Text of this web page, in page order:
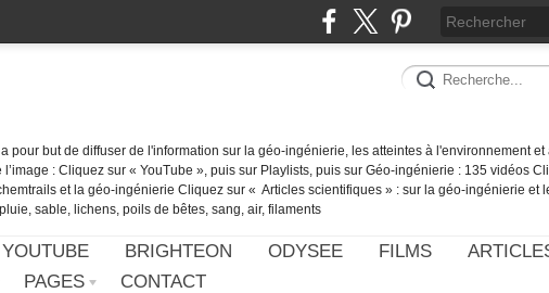
pour but de diffuser de l'information sur la géo-ingénierie, les atteintes à l'environnement
: Cliquez sur « YouTube », puis sur Playlists, puis sur Géo-ingénierie : 135 vidéos
et la géo-ingénierie Cliquez sur « Articles scientifiques » : sur la géo-ingénierie et
sable, lichens, poils de bêtes, sang, air, filaments
YOUTUBE BRIGHTEON ODYSEE FILMS
PAGES CONTACT